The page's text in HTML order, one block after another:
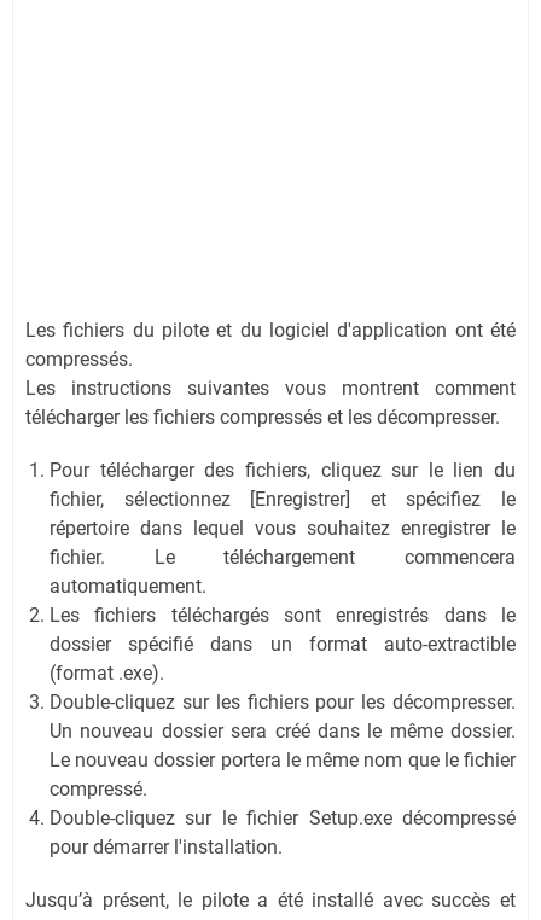
Les fichiers du pilote et du logiciel d'application ont été
compressés.
Les instructions suivantes vous montrent comment
télécharger les fichiers compressés et les décompresser.
Pour télécharger des fichiers, cliquez sur le lien du
fichier, sélectionnez [Enregistrer] et spécifiez le
répertoire dans lequel vous souhaitez enregistrer le
fichier. Le téléchargement commencera
automatiquement.
Les fichiers téléchargés sont enregistrés dans le
dossier spécifié dans un format auto-extractible
(format .exe).
Double-cliquez sur les fichiers pour les décompresser.
Un nouveau dossier sera créé dans le même dossier.
Le nouveau dossier portera le même nom que le fichier
compressé.
Double-cliquez sur le fichier Setup.exe décompressé
pour démarrer l'installation.
Jusqu’à présent, le pilote a été installé avec succès et